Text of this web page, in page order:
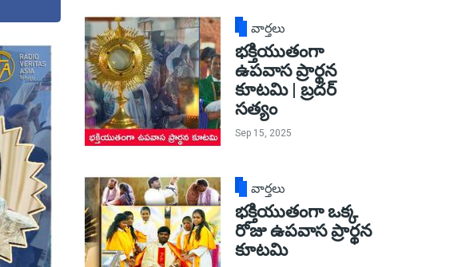
వార్తలు
భక్తియుతంగా
ఉపవాస ప్రార్థన
కూటమి | బ్రదర్
సత్యం
Sep 15, 2025
వార్తలు
భక్తియుతంగా ఒక్క
రోజు ఉపవాస ప్రార్థన
కూటమి